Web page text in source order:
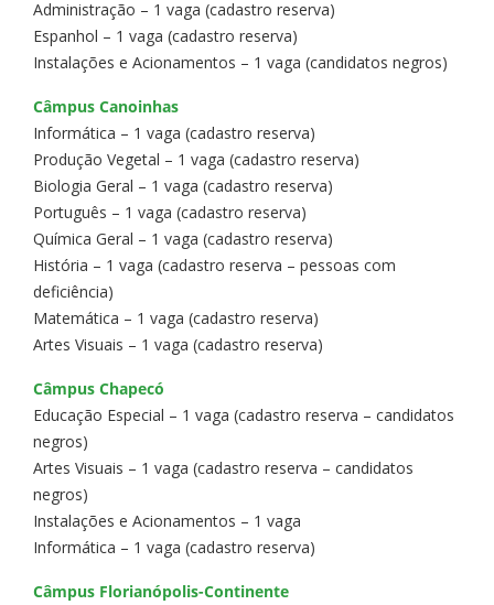
Administração – 1 vaga (cadastro reserva)
Espanhol – 1 vaga (cadastro reserva)
Instalações e Acionamentos – 1 vaga (candidatos negros)
Câmpus Canoinhas
Informática – 1 vaga (cadastro reserva)
Produção Vegetal – 1 vaga (cadastro reserva)
Biologia Geral – 1 vaga (cadastro reserva)
Português – 1 vaga (cadastro reserva)
Química Geral – 1 vaga (cadastro reserva)
História – 1 vaga (cadastro reserva – pessoas com
deficiência)
Matemática – 1 vaga (cadastro reserva)
Artes Visuais – 1 vaga (cadastro reserva)
Câmpus Chapecó
Educação Especial – 1 vaga (cadastro reserva – candidatos
negros)
Artes Visuais – 1 vaga (cadastro reserva – candidatos
negros)
Instalações e Acionamentos – 1 vaga
Informática – 1 vaga (cadastro reserva)
Câmpus Florianópolis-Continente